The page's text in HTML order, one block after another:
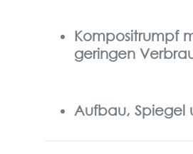
Kompositrumpf
geringen
Aufbau, Spiegel